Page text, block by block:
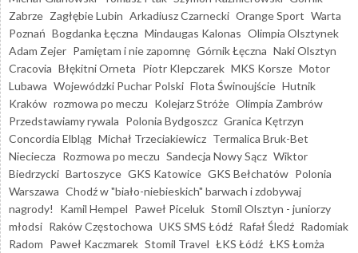
Zabrze Zagłębie Lubin Arkadiusz Czarnecki Orange Sport Warta
Poznań Bogdanka Łęczna Mindaugas Kalonas Olimpia Olsztynek
Adam Zejer Pamiętam i nie zapomnę Górnik Łęczna Naki Olsztyn
Cracovia Błękitni Orneta Piotr Klepczarek MKS Korsze Motor
Lubawa Wojewódzki Puchar Polski Flota Świnoujście Hutnik
Kraków rozmowa po meczu Kolejarz Stróże Olimpia Zambrów
Przedstawiamy rywala Polonia Bydgoszcz Granica Kętrzyn
Concordia Elbląg Michał Trzeciakiewicz Termalica Bruk-Bet
Nieciecza Rozmowa po meczu Sandecja Nowy Sącz Wiktor
Biedrzycki Bartoszyce GKS Katowice GKS Bełchatów Polonia
Warszawa Chodź w "biało-niebieskich" barwach i zdobywaj
nagrody!
Kamil Hempel Paweł Piceluk Stomil Olsztyn - juniorzy
młodsi Raków Częstochowa UKS SMS Łódź Rafał Śledź Radomiak
Radom Paweł Kaczmarek Stomil Travel ŁKS Łódź ŁKS Łomża